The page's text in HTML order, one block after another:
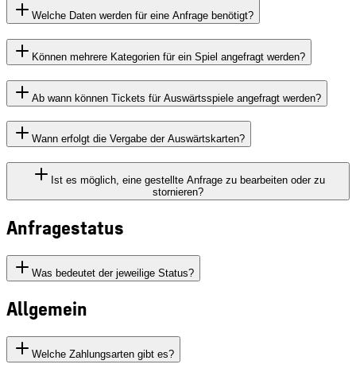
Welche Daten werden für eine Anfrage benötigt?
Können mehrere Kategorien für ein Spiel angefragt werden?
Ab wann können Tickets für Auswärtsspiele angefragt werden?
Wann erfolgt die Vergabe der Auswärtskarten?
Ist es möglich, eine gestellte Anfrage zu bearbeiten oder zu
stornieren?
Anfragestatus
Was bedeutet der jeweilige Status?
Allgemein
Welche Zahlungsarten gibt es?